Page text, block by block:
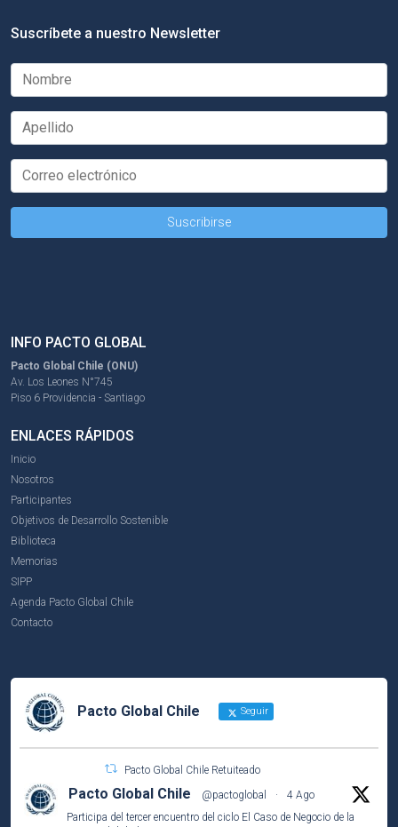
Suscríbete a nuestro Newsletter
INFO PACTO GLOBAL
Pacto Global Chile (ONU)
Av. Los Leones N°745
Piso 6 Providencia - Santiago
ENLACES RÁPIDOS
Inicio
Nosotros
Participantes
Objetivos de Desarrollo Sostenible
Biblioteca
Memorias
SIPP
Agenda Pacto Global Chile
Contacto
Pacto Global Chile Seguir
Pacto Global Chile Retuiteado
Pacto Global Chile @pactoglobal ·
4 Ago
Participa del tercer encuentro del ciclo El Caso de Negocio de la